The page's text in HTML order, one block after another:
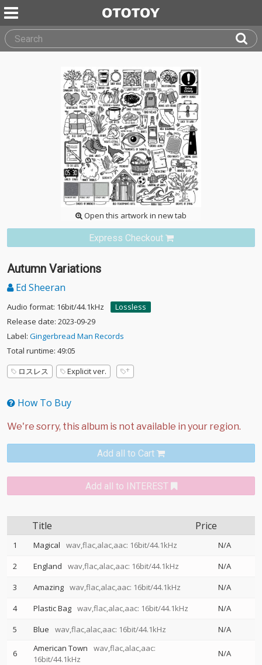
Open this artwork in new tab
Express Checkout
Autumn Variations
Ed Sheeran
Audio format: 16bit/44.1kHz
Lossless
Release date: 2023-09-29
Label: Gingerbread Man Records
Total runtime: 49:05
ロスレス
Explicit ver.
How To Buy
Add all to Cart
Add all to INTEREST
Title Price
1 Magical wav,flac,alac,aac: 16bit/44.1kHz
N/A
2
England wav,flac,alac,aac: 16bit/44.1kHz
N/A
3
Amazing wav,flac,alac,aac: 16bit/44.1kHz
N/A
4
Plastic Bag wav,flac,alac,aac: 16bit/44.1kHz
N/A
5
Blue wav,flac,alac,aac: 16bit/44.1kHz N/A
6 American Town
wav,flac,alac,aac:
16bit/44.1kHz
N/A